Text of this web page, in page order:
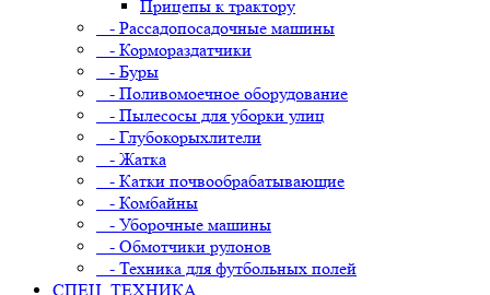
Прицепы к трактору
- Рассадопосадочные машины
- Кормораздатчики
- Буры
- Поливомоечное оборудование
- Пылесосы для уборки улиц
- Глубокорыхлители
- Жатка
- Катки почвообрабатывающие
- Комбайны
- Уборочные машины
- Обмотчики рулонов
- Техника для футбольных полей
СПЕЦ. ТЕХНИКА